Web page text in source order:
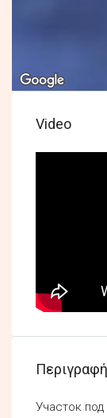
Video
Περιγραφή
Участок